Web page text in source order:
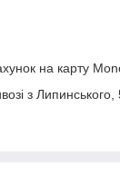
на карту
з Липинського,